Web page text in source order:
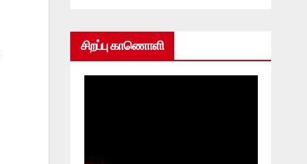
சிறப்பு காணொளி